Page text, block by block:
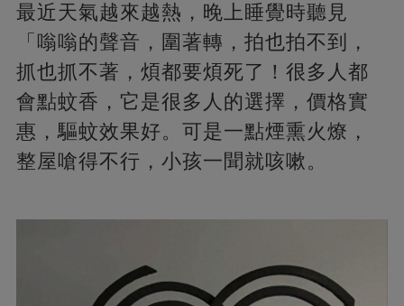
最近天氣越來越熱，晚上睡覺時聽見
「嗡嗡的聲音，圍著轉，拍也拍不到，
抓也抓不著，煩都要煩死了！很多人都
會點蚊香，它是很多人的選擇，價格實
惠，驅蚊效果好。可是一點煙熏火燎，
整屋嗆得不行，小孩一聞就咳嗽。